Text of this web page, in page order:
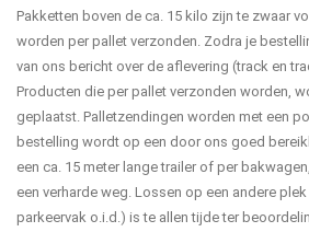
Pakketten boven de ca. 15 kilo zijn te zwaar
worden per pallet verzonden. Zodra je
van ons bericht over de aflevering (track en
Producten die per pallet verzonden worden,
geplaatst. Palletzendingen worden met een
bestelling wordt op een door ons goed
een ca. 15 meter lange trailer of per
een verharde weg. Lossen op een andere
parkeervak o.i.d.) is te allen tijde ter